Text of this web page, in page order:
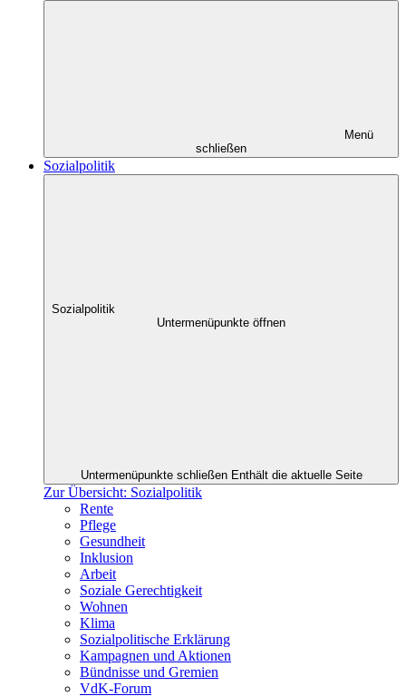
Menü
schließen
Sozialpolitik
Sozialpolitik
Untermenüpunkte öffnen
Untermenüpunkte schließen Enthält die aktuelle Seite
Zur Übersicht: Sozialpolitik
Rente
Pflege
Gesundheit
Inklusion
Arbeit
Soziale Gerechtigkeit
Wohnen
Klima
Sozialpolitische Erklärung
Kampagnen und Aktionen
Bündnisse und Gremien
VdK-Forum